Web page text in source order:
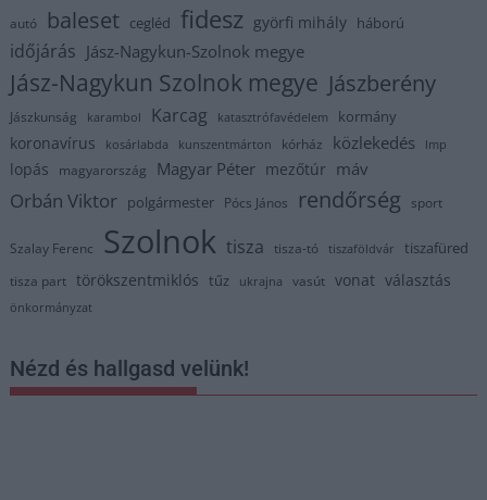
autó baleset cegléd fidesz györfi mihály háború
időjárás Jász-Nagykun-Szolnok megye
Jász-Nagykun Szolnok megye Jászberény
Jászkunság karambol Karcag katasztrófavédelem kormány
koronavírus kosárlabda kunszentmárton kórház közlekedés lmp
lopás magyarország Magyar Péter mezőtúr máv
Orbán Viktor polgármester Pócs János rendőrség sport
Szalay Ferenc Szolnok tisza tisza-tó tiszaföldvár tiszafüred
tisza part törökszentmiklós tűz ukrajna vasút vonat választás
önkormányzat
Nézd és hallgasd velünk!